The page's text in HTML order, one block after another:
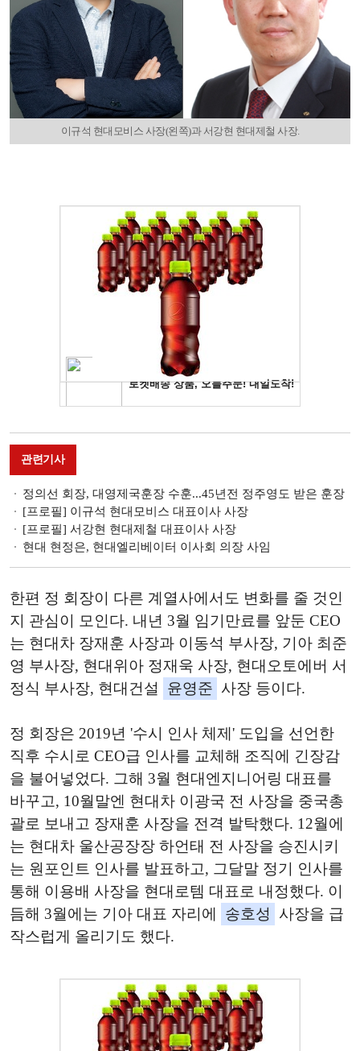
이규석 현대모비스 사장(왼쪽)과 서강현 현대제철 사장.
관련기사
정의선 회장, 대영제국훈장 수훈...45년전 정주영도 받은 훈장
[프로필] 이규석 현대모비스 대표이사 사장
[프로필] 서강현 현대제철 대표이사 사장
현대 현정은, 현대엘리베이터 이사회 의장 사임
한편 정 회장이 다른 계열사에서도 변화를 줄 것인
지 관심이 모인다. 내년 3월 임기만료를 앞둔 CEO
는 현대차 장재훈 사장과 이동석 부사장, 기아 최준
영 부사장, 현대위아 정재욱 사장, 현대오토에버 서
정식 부사장, 현대건설
윤영준 사장 등이다.
정 회장은 2019년 '수시 인사 체제' 도입을 선언한
직후 수시로 CEO급 인사를 교체해 조직에 긴장감
을 불어넣었다. 그해 3월 현대엔지니어링 대표를
바꾸고, 10월말엔 현대차 이광국 전 사장을 중국총
괄로 보내고 장재훈 사장을 전격 발탁했다. 12월에
는 현대차 울산공장장 하언태 전 사장을 승진시키
는 원포인트 인사를 발표하고, 그달말 정기 인사를
통해 이용배 사장을 현대로템 대표로 내정했다. 이
듬해 3월에는 기아 대표 자리에
송호성
사장을 급
작스럽게 올리기도 했다.